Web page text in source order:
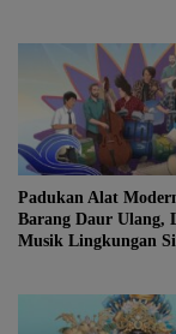
Padukan Alat
Barang Daur Ulang,
Musik Lingkungan